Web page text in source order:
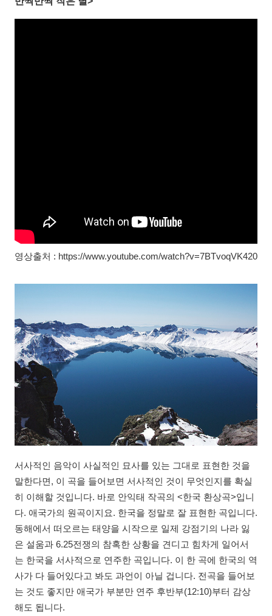
영상출처 : https://www.youtube.com/watch?v=7BTvoqVK420
서사적인 음악이 사실적인 묘사를 있는 그대로 표현한 것을
말한다면, 이 곡을 들어보면 서사적인 것이 무엇인지를 확실
히 이해할 것입니다. 바로 안익태 작곡의 <한국 환상곡>입니
다. 애국가의 원곡이지요. 한국을 정말로 잘 표현한 곡입니다.
동해에서 떠오르는 태양을 시작으로 일제 강점기의 나라 잃
은 설움과 6.25전쟁의 참혹한 상황을 견디고 힘차게 일어서
는 한국을 서사적으로 연주한 곡입니다. 이 한 곡에 한국의 역
사가 다 들어있다고 봐도 과언이 아닐 겁니다. 전곡을 들어보
는 것도 좋지만 애국가 부분만 연주 후반부(12:10)부터 감상
해도 됩니다.